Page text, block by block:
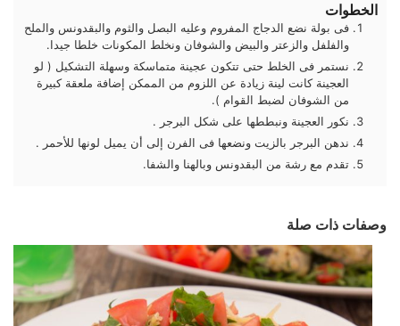
الخطوات
فى بولة نضع الدجاج المفروم وعليه البصل والثوم والبقدونس والملح
والفلفل والزعتر والبيض والشوفان ونخلط المكونات خلطا جيدا.
نستمر فى الخلط حتى تتكون عجينة متماسكة وسهلة التشكيل ( لو
العجينة كانت لينة زيادة عن اللزوم من الممكن إضافة ملعقة كبيرة
من الشوفان لضبط القوام ).
نكور العجينة ونبططها على شكل البرجر .
ندهن البرجر بالزيت ونضعها فى الفرن إلى أن يميل لونها للأحمر .
تقدم مع رشة من البقدونس وبالهنا والشفا.
وصفات ذات صلة